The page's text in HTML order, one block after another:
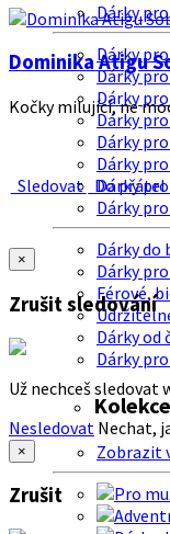
Dárky
Dárky
Dárky
Dárky
Dárky
Dárky
Dárky
Dárky
Dárky
Dárky do
Dárky
Férové,
Dárky od
Dárky
Zobrazit
Dominika Atigu
Kočky milující, ne
Sledovat Do přátel
×
Zrušit sledování
Už nechceš sledovat
Nesledovat Nechat,
×
Zrušit